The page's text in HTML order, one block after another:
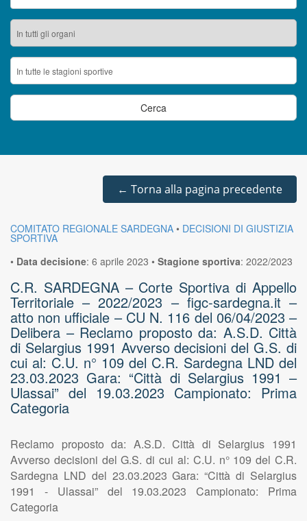
← Torna alla pagina precedente
COMITATO REGIONALE SARDEGNA • DECISIONI DI GIUSTIZIA
SPORTIVA
• Data decisione: 6 aprile 2023 • Stagione sportiva: 2022/2023
C.R. SARDEGNA – Corte Sportiva di Appello
Territoriale – 2022/2023 – figc-sardegna.it –
atto non ufficiale – CU N. 116 del 06/04/2023 –
Delibera – Reclamo proposto da: A.S.D. Città
di Selargius 1991 Avverso decisioni del G.S. di
cui al: C.U. n° 109 del C.R. Sardegna LND del
23.03.2023 Gara: “Città di Selargius 1991 –
Ulassai” del 19.03.2023 Campionato: Prima
Categoria
Reclamo proposto da: A.S.D. Città di Selargius 1991
Avverso decisioni del G.S. di cui al: C.U. n° 109 del C.R.
Sardegna LND del 23.03.2023 Gara: “Città di Selargius
1991 - Ulassai” del 19.03.2023 Campionato: Prima
Categoria